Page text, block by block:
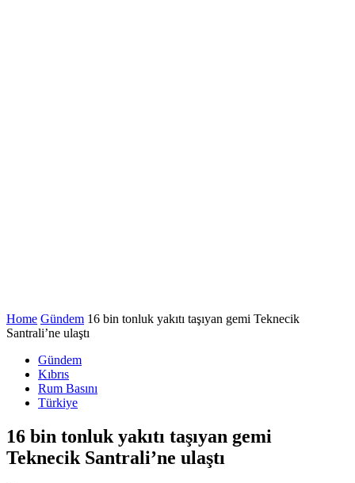
Home Gündem 16 bin tonluk yakıtı taşıyan gemi Teknecik
Santrali’ne ulaştı
Gündem
Kıbrıs
Rum Basını
Türkiye
16 bin tonluk yakıtı taşıyan gemi
Teknecik Santrali’ne ulaştı